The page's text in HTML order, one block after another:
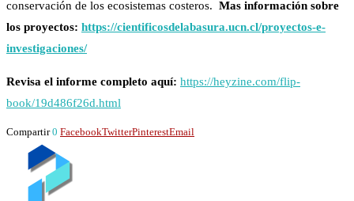
conservación de los ecosistemas costeros. Mas información sobre
los proyectos: https://cientificosdelabasura.ucn.cl/proyectos-e-
investigaciones/
Revisa el informe completo aquí: https://heyzine.com/flip-
book/19d486f26d.html
Compartir 0 FacebookTwitterPinterestEmail